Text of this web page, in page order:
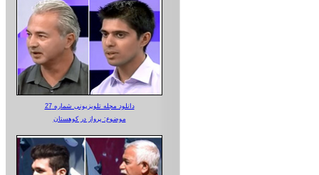
دانلود مجله تلویزیونی شماره 27
موضوع: پرواز در کوهستان